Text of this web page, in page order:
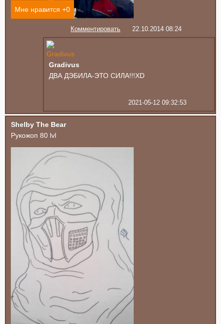
Мне нравится +0
Комментировать 22.10.2014 08:24
Gradivus
ДВА ДЭБИЛА-ЭТО СИЛА!!!XD
2021-05-12 09:32:53
Shelby The Bear
Рукожоп 80 lvl